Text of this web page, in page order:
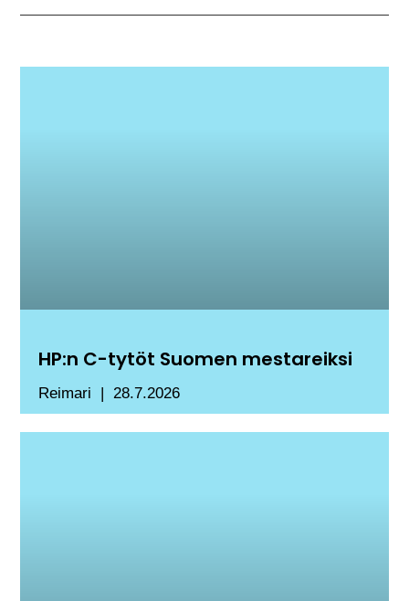
HP:n C-tytöt Suomen mestareiksi
Reimari 28.7.2026